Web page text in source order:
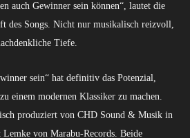
auch Gewinner sein können“, lautet die
des Songs. Nicht nur musikalisch reizvoll,
Tiefe.
sein“ hat definitiv das Potenzial,
einem modernen Klassiker zu machen.
produziert von CHD Sound & Musik in
von Marabu-Records. Beide